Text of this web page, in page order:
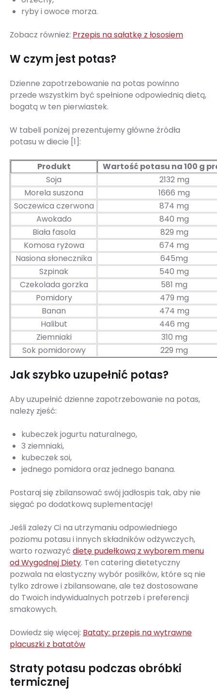
ryby i owoce morza.
Zobacz również: Przepis na sałatkę z łososiem
W czym jest potas?
Dzienne zapotrzebowanie na potas powinno
przede wszystkim być spełnione odpowiednią dietą,
bogatą w ten pierwiastek.
W tabeli poniżej prezentujemy główne źródła
potasu w diecie [1]:
Produkt
Wartość potasu na 100 g
Soja
2132 mg
Morela suszona
1666 mg
Soczewica czerwona
874 mg
Awokado
840 mg
Biała fasola
829 mg
Komosa ryżowa
674 mg
Nasiona słonecznika
645mg
Szpinak
540 mg
Czekolada gorzka
581 mg
Pomidory
479 mg
Banan
474 mg
Halibut
446 mg
Ziemniaki
310 mg
Sok pomidorowy
229 mg
Jak szybko uzupełnić potas?
Aby uzupełnić dzienne zapotrzebowanie na potas,
należy zjeść:
kubeczek jogurtu naturalnego,
3 ziemniaki,
kubeczek soi,
jednego pomidora oraz jednego banana.
Postaraj się zbilansować swój jadłospis tak, aby nie
sięgać po dodatkową suplementację!
Jeśli zależy Ci na utrzymaniu odpowiedniego
poziomu potasu i innych składników odżywczych,
warto rozważyć dietę pudełkową z wyborem menu
od Wygodnej Diety. Ten catering dietetyczny
pozwala na elastyczny wybór posiłków, które są nie
tylko zdrowe i zbilansowane, ale też dostosowane
do Twoich indywidualnych potrzeb i preferencji
smakowych.
Dowiedz się więcej: Bataty: przepis na wytrawne
placuszki z batatów
Straty potasu podczas obróbki
termicznej